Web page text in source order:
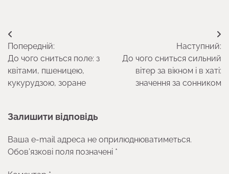
Навігація
записів
Попередній:
До чого сниться поле: з
квітами, пшеницею,
кукурудзою, зоране
Наступний:
До чого сниться сильний
вітер за вікном і в хаті:
значення за сонником
Залишити відповідь
Ваша e-mail адреса не оприлюднюватиметься.
Обов’язкові поля позначені *